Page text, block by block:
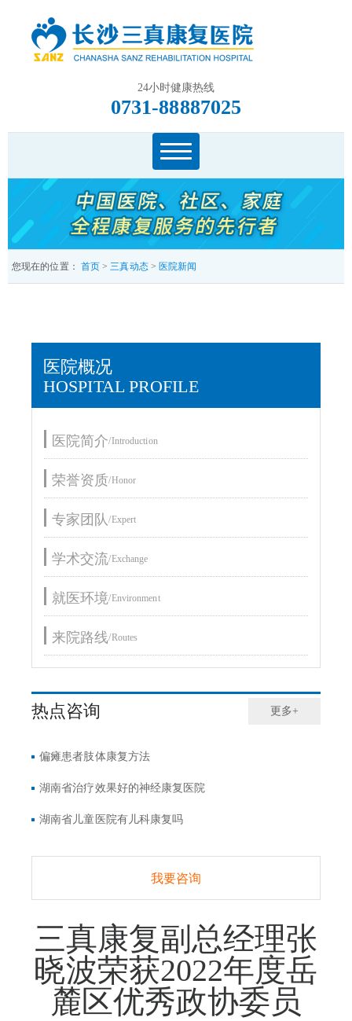
24小时健康热线
0731-88887025
您现在的位置： 首页 >三真动态> 医院新闻
医院概况
HOSPITAL PROFILE
医院简介/Introduction
荣誉资质/Honor
专家团队/Expert
学术交流/Exchange
就医环境/Environment
来院路线/Routes
热点咨询 更多+
偏瘫患者肢体康复方法
湖南省治疗效果好的神经康复医院
湖南省儿童医院有儿科康复吗
我要咨询
三真康复副总经理张
晓波荣获2022年度岳
麓区优秀政协委员